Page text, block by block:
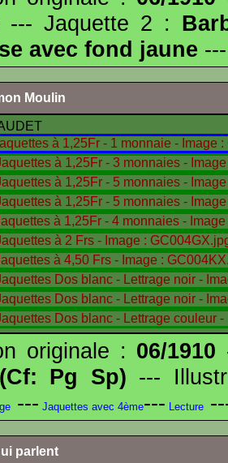
--- Jaquette 2 :
avec fond jaune ---
Moulin
originale : 06/1910
Pg Sp) ---
--- Jaquettes avec 4ème--- Lecture
parlent